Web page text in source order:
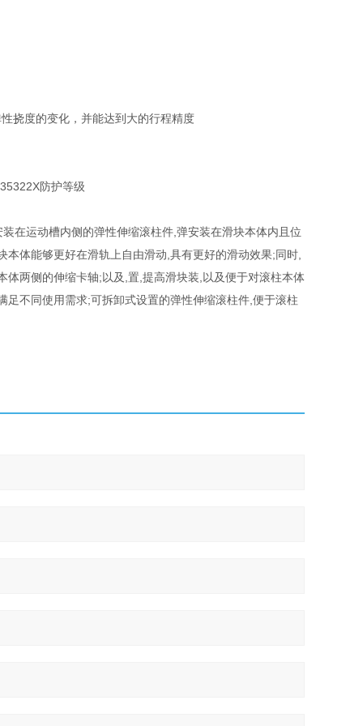
挠度的变化，并能达到大的行程精度
在运动槽内侧的弹性伸缩滚柱件,弹安装在滑块本体内且位
体能够更好在滑轨上自由滑动,具有更好的滑动效果;同时,
两侧的伸缩卡轴;以及,置,提高滑块装,以及便于对滚柱本体
不同使用需求;可拆卸式设置的弹性伸缩滚柱件,便于滚柱